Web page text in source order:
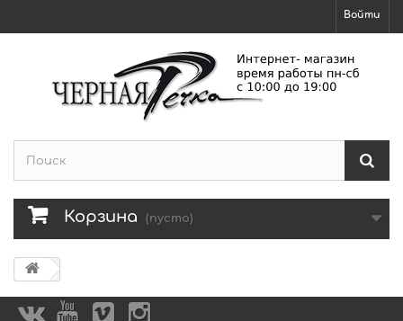
Войти
Корзина (пусто)